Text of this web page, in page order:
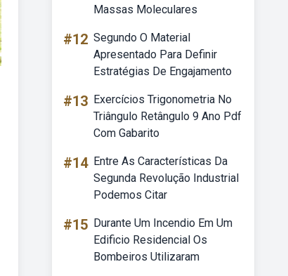
Massas Moleculares
#12 Segundo O Material
Apresentado Para Definir
Estratégias De Engajamento
#13 Exercícios Trigonometria No
Triângulo Retângulo 9 Ano Pdf
Com Gabarito
#14 Entre As Características Da
Segunda Revolução Industrial
Podemos Citar
#15 Durante Um Incendio Em Um
Edificio Residencial Os
Bombeiros Utilizaram